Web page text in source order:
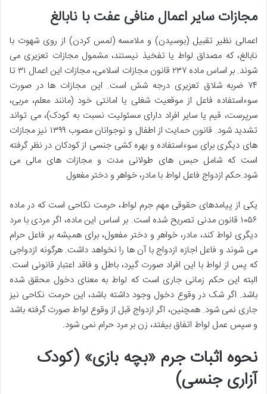
مجازات سایر اعمال منافی عفت با نابالغ
اعمالی نظیر تقبیل (بوسیدن) و ملامسه (لمس کردن) از روی شهوت با
نابالغ، که مصداق لواط یا تفخیذ نیستند، مشمول مجازات تعزیری می
شوند. بر اساس ماده ۲۳۷ قانون مجازات اسلامی، مجازات این اعمال ۳۱ تا
۷۴ ضربه شلاق تعزیری درجه شش است. این مجازات ها در صورت
سوءاستفاده فاعل از موقعیت شغلی یا امانتی خود (مانند معلم، مربی،
سرپرست، قیم یا سایر افراد دارای مسئولیت نسبت به کودک)، می تواند
تشدید شود. قانون حمایت از اطفال و نوجوانان مصوب ۱۳۹۹ نیز مجازات
های دیگری برای سوءاستفاده و بهره کشی جنسی از کودکان در نظر گرفته
است که شامل حبس های طولانی مدت و مجازات های مالی می
شود.حکم ازدواج فاعل لواط با مادر، خواهر و دختر مفعول
یکی از پیامدهای حقوقی مهم جرم لواط، حرمت نکاحی است که در ماده
۱۰۵۶ قانون مدنی تصریح شده است. بر اساس این ماده، اگر مردی با مرد
دیگری لواط کند، مادر، خواهر و دختر مفعول، برای همیشه بر فاعل حرام
می شوند و فاعل اجازه ازدواج با آن ها را نخواهد داشت. هرگونه ازدواجی
که پس از لواط با این افراد صورت گیرد، باطل و فاقد اعتبار قانونی است.
البته این حکم زمانی جاری است که لواط به معنای دخول محقق شده
باشد. اگر شک در وقوع دخول وجود داشته باشد، این حرمت نکاحی نیز
جاری نمی شود. همچنین، اگر ازدواج قبل از وقوع لواط صورت گرفته باشد
و سپس عمل لواط اتفاق بیفتد، زن بر مرد حرام نمی شود.
نحوه اثبات جرم «بچه بازی» (کودک
آزاری جنسی)